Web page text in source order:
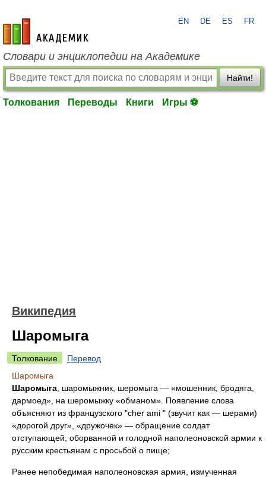
academic.ru
EN DE ES FR
Словари и энциклопедии на Академике
Найти!
Толкования Переводы Книги Игры ⚽
Википедия
Шаромыга
Толкование
Перевод
Шаромыга
Шаромыга , шаромыжник, шеромыга — «мошенник, бродяга,
дармоед», на шеромыжку «обманом». Появление слова
объясняют из французского "cher ami " (звучит как — шерами)
«дорогой друг», «дружочек» — обращение солдат
отступающей, оборванной и голодной наполеоновской армии к
русским крестьянам с просьбой о пище;
Ранее непобедимая наполеоновская армия, измученная